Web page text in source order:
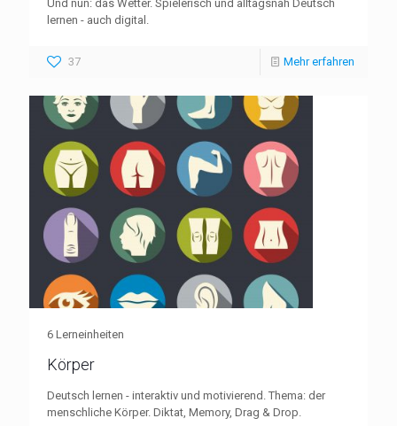
Und nun: das Wetter. Spielerisch und alltagsnah Deutsch
lernen - auch digital.
37 Mehr erfahren
6 Lerneinheiten
Körper
Deutsch lernen - interaktiv und motivierend. Thema: der
menschliche Körper. Diktat, Memory, Drag & Drop.